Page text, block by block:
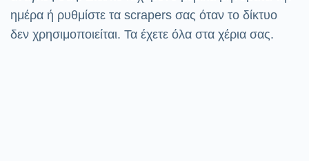
ημέρα ή ρυθμίστε τα scrapers σας όταν το δίκτυο
δεν χρησιμοποιείται. Τα έχετε όλα στα χέρια σας.